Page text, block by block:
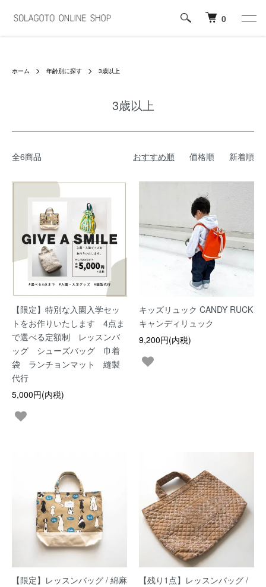
0
ホーム 年齢別に探す 3歳以上
3歳以上
全6商品 おすすめ順 価格順 新着順
【限定】特別な入園入学セッ
トをお作りいたします 4点ま
で選べる定額制 レッスンバ
ッグ シューズバッグ 巾着
袋 ランチョンマット 縫製
代行
5,000円(内税)
キッズリュック CANDY RUCK
キャンディリュック
9,200円(内税)
【限定】レッスンバッグ / 綿麻
【残り1点】レッスンバッグ /